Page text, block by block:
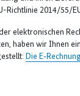
Richtlinie 2014/55/
elektronischen
haben wir Ihnen
Die